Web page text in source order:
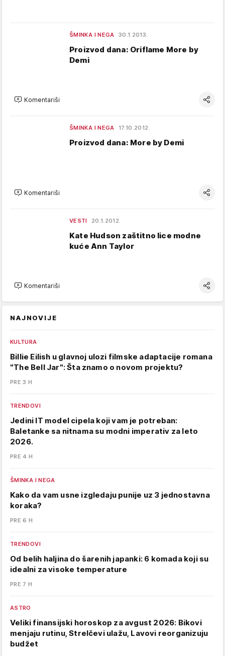
ŠMINKA I NEGA 30.1.2013.
Proizvod dana: Oriflame More by
Demi
Komentariši
ŠMINKA I NEGA 17.10.2012.
Proizvod dana: More by Demi
Komentariši
VESTI 20.1.2012.
Kate Hudson zaštitno lice modne
kuće Ann Taylor
Komentariši
NAJNOVIJE
KULTURA
Billie Eilish u glavnoj ulozi filmske adaptacije romana
"The Bell Jar": Šta znamo o novom projektu?
PRE 3 H
TRENDOVI
Jedini IT model cipela koji vam je potreban:
Baletanke sa nitnama su modni imperativ za leto
2026.
PRE 4 H
ŠMINKA I NEGA
Kako da vam usne izgledaju punije uz 3 jednostavna
koraka?
PRE 6 H
TRENDOVI
Od belih haljina do šarenih japanki: 6 komada koji su
idealni za visoke temperature
PRE 7 H
ASTRO
Veliki finansijski horoskop za avgust 2026: Bikovi
menjaju rutinu, Strelčevi ulažu, Lavovi reorganizuju
budžet